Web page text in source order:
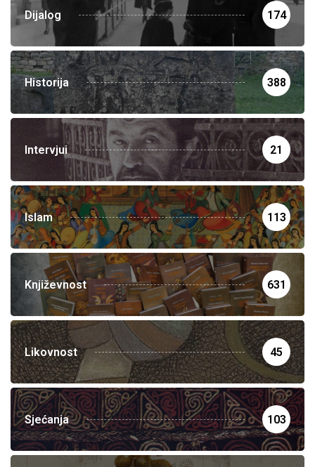
Dijalog 174
Historija 388
Intervjui 21
Islam 113
Književnost 631
Likovnost 45
Sjećanja 103